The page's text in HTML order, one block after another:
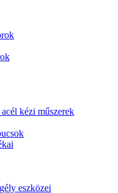
kézi műszerek
eszközei